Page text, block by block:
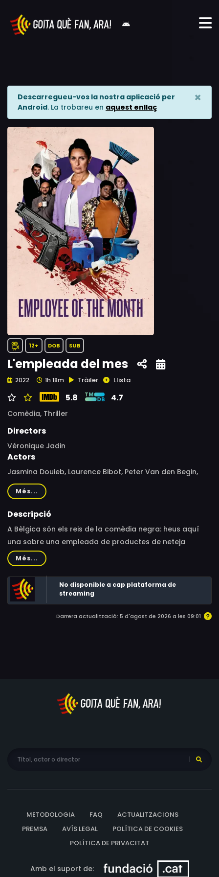
Descarregueu-vos la nostra aplicació per
Android. La trobareu en aquest enllaç
×
12+ DOB SUB
L'empleada del mes
2022 1h 18m Tràiler Llista
5.8 4.7
Comèdia, Thriller
Directors
Véronique Jadin
Actors
Jasmina Douieb, Laurence Bibot, Peter Van den Begin,
Philippe Résimont, Laetitia Mampaka, Peter van den
Begin, Alex Vizorek, Thomas Ancora, Ingrid Heiderscheidt,
Achille Ridolfi, Christophe Bourdon
Més...
Descripció
A Bèlgica són els reis de la comèdia negra: heus aquí
una sobre una empleada de productes de neteja
decididament política i feminista, amb una trama
mordaç i caricaturescos personatges.Una empleada
d'una empresa de productes de neteja comet
accidentalment un crim desordenat i sagnant, per la
qual cosa ha de descobrir com cobrir les seves
emprentes amb l'ajuda del seu jove aprenent.
Més...
No disponible a cap plataforma de
streaming
Darrera actualització: 5 d'agost de 2026 a les 09:01
METODOLOGIA FAQ
ACTUALITZACIONS
PREMSA
AVÍS LEGAL
POLÍTICA DE COOKIES
POLÍTICA DE PRIVACITAT
Amb el suport de: